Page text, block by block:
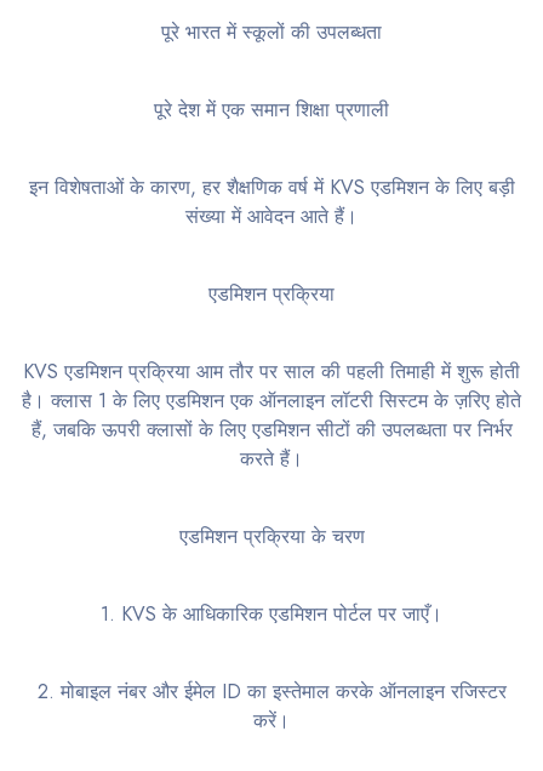
पूरे भारत में स्कूलों की उपलब्धता
पूरे देश में एक समान शिक्षा प्रणाली
इन विशेषताओं के कारण, हर शैक्षणिक वर्ष में KVS एडमिशन के लिए बड़ी
संख्या में आवेदन आते हैं।
एडमिशन प्रक्रिया
KVS एडमिशन प्रक्रिया आम तौर पर साल की पहली तिमाही में शुरू होती
है। क्लास 1 के लिए एडमिशन एक ऑनलाइन लॉटरी सिस्टम के ज़रिए होते
हैं, जबकि ऊपरी क्लासों के लिए एडमिशन सीटों की उपलब्धता पर निर्भर
करते हैं।
एडमिशन प्रक्रिया के चरण
1. KVS के आधिकारिक एडमिशन पोर्टल पर जाएँ।
2. मोबाइल नंबर और ईमेल ID का इस्तेमाल करके ऑनलाइन रजिस्टर
करें।